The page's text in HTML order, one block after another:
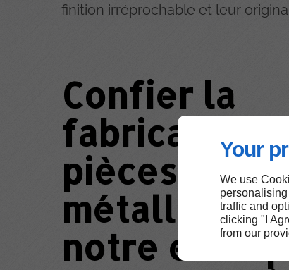
Your
We use
traffic and
clicking "I
from our
finition irréprochable et leur
Confier la
fabrication
pièces
métalliques
notre